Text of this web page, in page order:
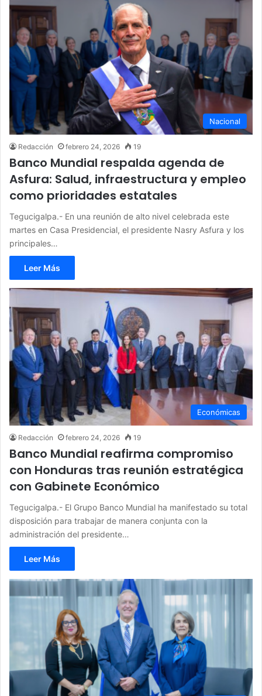
Nacional
Redacción febrero 24, 2026 19
Banco Mundial respalda agenda de
Asfura: Salud, infraestructura y empleo
como prioridades estatales
Tegucigalpa.- En una reunión de alto nivel celebrada este
martes en Casa Presidencial, el presidente Nasry Asfura y los
principales…
Leer Más
Económicas
Redacción febrero 24, 2026 19
Banco Mundial reafirma compromiso
con Honduras tras reunión estratégica
con Gabinete Económico
Tegucigalpa.- El Grupo Banco Mundial ha manifestado su total
disposición para trabajar de manera conjunta con la
administración del presidente…
Leer Más